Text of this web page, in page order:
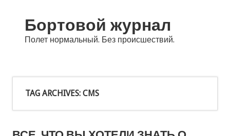
Бортовой журнал
Полет нормальный. Без происшествий.
TAG ARCHIVES: CMS